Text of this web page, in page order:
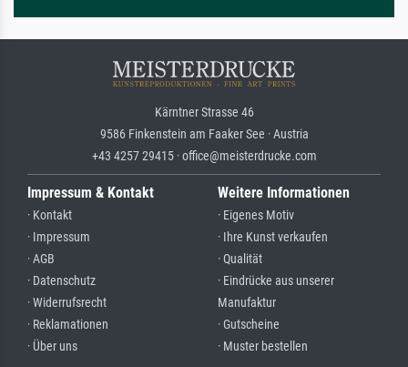
Kärntner Strasse 46
9586 Finkenstein am Faaker See · Austria
+43 4257 29415 · office@meisterdrucke.com
Impressum & Kontakt
· Kontakt
· Impressum
· AGB
· Datenschutz
· Widerrufsrecht
· Reklamationen
· Über uns
Weitere Informationen
· Eigenes Motiv
· Ihre Kunst verkaufen
· Qualität
· Eindrücke aus unserer
Manufaktur
· Gutscheine
· Muster bestellen